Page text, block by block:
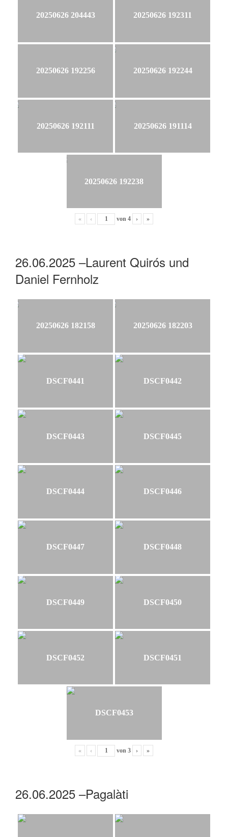
20250626 204443 20250626 192311
20250626 192256 20250626 192244
20250626 192111 20250626 191114
20250626 192238
« ‹ von 4 › »
26.06.2025 –Laurent Quirós und
Daniel Fernholz
20250626 182158 20250626 182203
DSCF0441 DSCF0442
DSCF0443 DSCF0445
DSCF0444 DSCF0446
DSCF0447 DSCF0448
DSCF0449 DSCF0450
DSCF0452 DSCF0451
DSCF0453
« ‹ von 3 › »
26.06.2025 –Pagalàti